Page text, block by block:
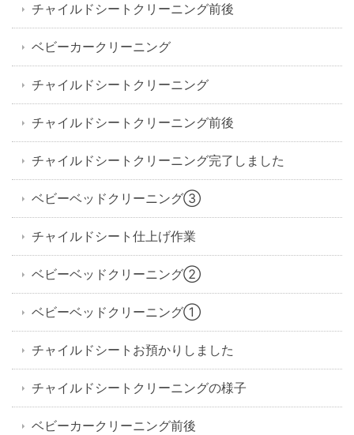
チャイルドシートクリーニング前後
ベビーカークリーニング
チャイルドシートクリーニング
チャイルドシートクリーニング前後
チャイルドシートクリーニング完了しました
ベビーベッドクリーニング③
チャイルドシート仕上げ作業
ベビーベッドクリーニング②
ベビーベッドクリーニング①
チャイルドシートお預かりしました
チャイルドシートクリーニングの様子
ベビーカークリーニング前後